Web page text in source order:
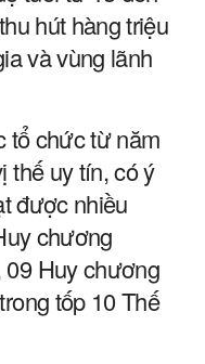
hút hàng triệu
và vùng lãnh
tổ chức từ năm
thế uy tín, có ý
được nhiều
chương
Huy chương
tốp 10 Thế